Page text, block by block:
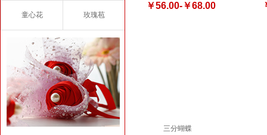
童心花 玫瑰苞
￥56.00-￥68.00
三分蝴蝶